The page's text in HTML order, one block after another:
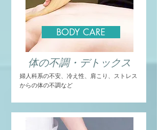
BODY CARE
体の不調・デトックス
婦人科系の不安、冷え性、肩こり、ストレス
からの体の不調など